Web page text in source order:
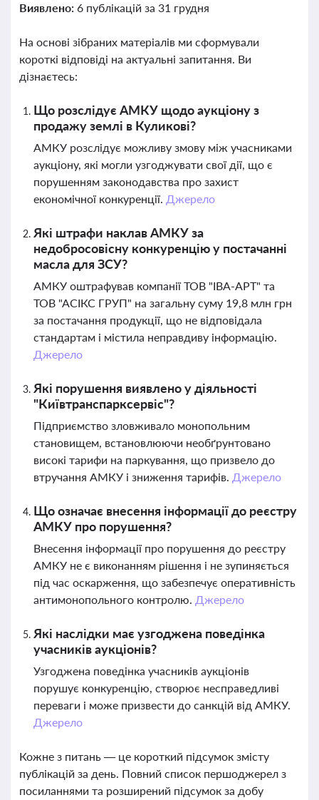
Виявлено: 6 публікацій за 31 грудня
На основі зібраних матеріалів ми сформували
короткі відповіді на актуальні запитання. Ви
дізнаєтесь:
Що розслідує АМКУ щодо аукціону з
продажу землі в Куликові?
АМКУ розслідує можливу змову між учасниками
аукціону, які могли узгоджувати свої дії, що є
порушенням законодавства про захист
економічної конкуренції. Джерело
Які штрафи наклав АМКУ за
недобросовісну конкуренцію у постачанні
масла для ЗСУ?
АМКУ оштрафував компанії ТОВ "ІВА-АРТ" та
ТОВ "АСІКС ГРУП" на загальну суму 19,8 млн грн
за постачання продукції, що не відповідала
стандартам і містила неправдиву інформацію.
Джерело
Які порушення виявлено у діяльності
"Київтранспарксервіс"?
Підприємство зловживало монопольним
становищем, встановлюючи необґрунтовано
високі тарифи на паркування, що призвело до
втручання АМКУ і зниження тарифів. Джерело
Що означає внесення інформації до реєстру
АМКУ про порушення?
Внесення інформації про порушення до реєстру
АМКУ не є виконанням рішення і не зупиняється
під час оскарження, що забезпечує оперативність
антимонопольного контролю. Джерело
Які наслідки має узгоджена поведінка
учасників аукціонів?
Узгоджена поведінка учасників аукціонів
порушує конкуренцію, створює несправедливі
переваги і може призвести до санкцій від АМКУ.
Джерело
Кожне з питань — це короткий підсумок змісту
публікацій за день. Повний список першоджерел з
посиланнями та розширений підсумок за добу